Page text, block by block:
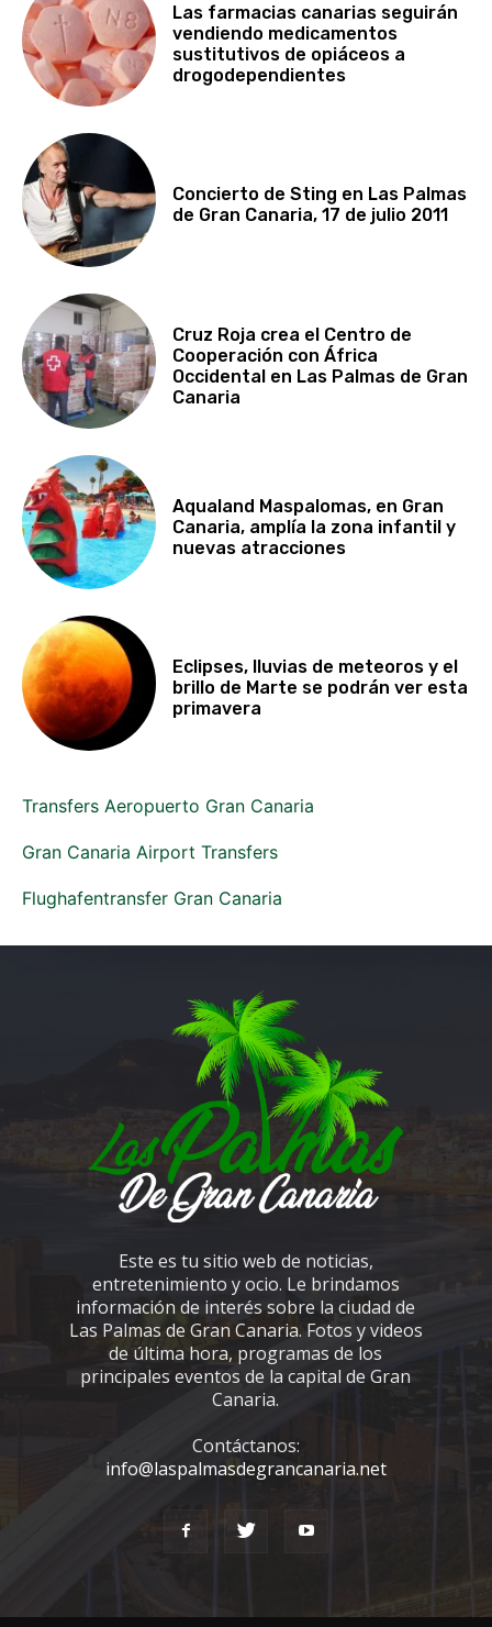
Las farmacias canarias seguirán
vendiendo medicamentos
sustitutivos de opiáceos a
drogodependientes
Concierto de Sting en Las Palmas
de Gran Canaria, 17 de julio 2011
Cruz Roja crea el Centro de
Cooperación con África
Occidental en Las Palmas de Gran
Canaria
Aqualand Maspalomas, en Gran
Canaria, amplía la zona infantil y
nuevas atracciones
Eclipses, lluvias de meteoros y el
brillo de Marte se podrán ver esta
primavera
Transfers Aeropuerto Gran Canaria
Gran Canaria Airport Transfers
Flughafentransfer Gran Canaria
Este es tu sitio web de noticias,
entretenimiento y ocio. Le brindamos
información de interés sobre la ciudad de
Las Palmas de Gran Canaria. Fotos y videos
de última hora, programas de los
principales eventos de la capital de Gran
Canaria.
Contáctanos:
info@laspalmasdegrancanaria.net